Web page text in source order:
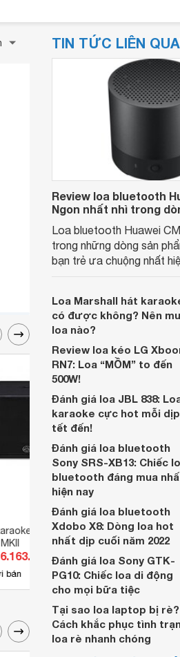
Wharfedale
đ
bán
Loa
Giá từ
Có 7 nơi
TIN TỨC LIÊN
Review loa bluetooth
Ngon nhất nhì trong
Loa bluetooth Huawei
trong những dòng sản
bạn trẻ ưa chuộng nhất
Loa Marshall hát
có được không? Nên
loa nào?
Review loa kéo LG
RN7: Loa “MỒM” to đến
500W!
Đánh giá loa JBL 838:
karaoke cực hot mỗi dịp
tết đến!
Đánh giá loa bluetooth
Sony SRS-XB13: Chiếc
bluetooth đáng mua
hiện nay
Đánh giá loa bluetooth
Xdobo X8: Dòng loa hot
nhất dịp cuối năm 2022
Đánh giá loa Sony GTK-
PG10: Chiếc loa di động
cho mọi bữa tiệc
Tại sao loa laptop bị rè?
Cách khắc phục tình
loa rè nhanh chóng